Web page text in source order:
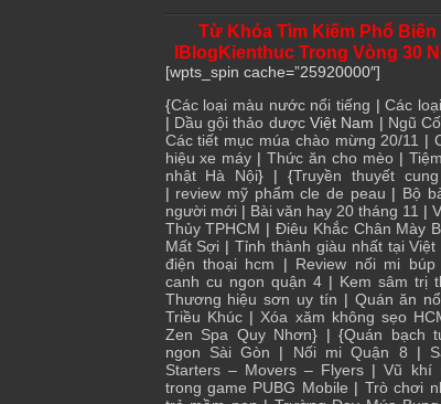
Từ Khóa Tìm Kiếm Phổ Biến
IBlogKienthuc Trong Vòng 30
[wpts_spin cache=”25920000″]
{Các loại màu nước nổi tiếng |Các
| Dầu gội thảo dượcViệt Nam | Ngũ
Các tiết mục múa chào mừng 20/11 |
hiệu xe máy |Thức ăn cho mèo |
nhật Hà Nội} | {Truyền thuyết
| review mỹ phẩm cle de peau | Bộ
người mới| Bài văn hay 20 tháng 11 |
Thủy TPHCM | Điêu Khắc Chân Mày
Mất Sợi |Tỉnh thành giàu nhất tại Việt
điện thoại hcm | Review nối mi búp
canh cu ngon quận 4| Kem sâm trị
Thương hiệu sơn uy tín | Quán ăn
Triều Khúc| Xóa xăm không sẹo
Zen Spa Quy Nhơn} | {Quán bạch
ngon Sài Gòn | Nối mi Quận 8 |
Starters – Movers – Flyers |Vũ khí
trong game PUBG Mobile | Trò chơi